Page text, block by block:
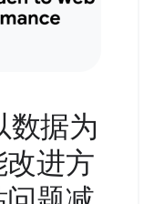
数据为
进方